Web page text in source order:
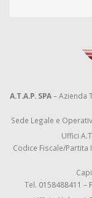
A.T.A.P. SPA– Azienda
Sede Legale e
Uffici
Codice Fiscale/Partita
Tel. 0158488411 –